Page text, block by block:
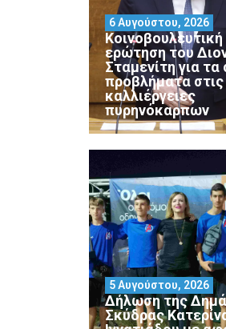
Κοινοβουλευτική
ερώτηση του
Σταμενίτη για
προβλήματα στις
καλλιέργειες
πυρηνόκαρπων
6 Αυγούστου, 2026
Δήλωση της
Σκύδρας
5 Αυγούστου, 2026